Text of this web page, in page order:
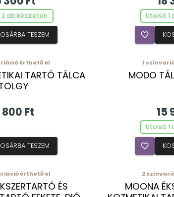
db készleten
TESZEM
Utolsó 1
favorite_border
érthető el
TARTÓ TÁLCA
800 Ft
TESZEM
1
MODO
15
Utolsó 1
favorite_border
érthető el
ÉS
2
MOONA